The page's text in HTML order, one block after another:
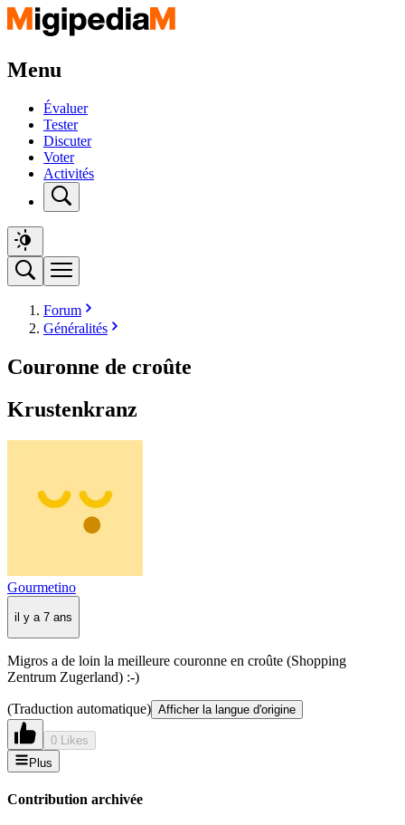
Menu
Évaluer
Tester
Discuter
Voter
Activités
Forum
Généralités
Couronne de croûte
Krustenkranz
Gourmetino
il y a 7 ans
Migros a de loin la meilleure couronne en croûte (Shopping
Zentrum Zugerland) :-)
(Traduction automatique) Afficher la langue d'origine
0 Likes
Plus
Contribution archivée